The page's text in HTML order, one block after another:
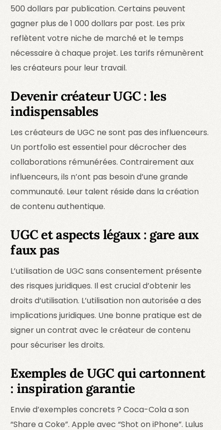
500 dollars par publication. Certains peuvent
gagner plus de 1 000 dollars par post. Les prix
reflètent votre niche de marché et le temps
nécessaire à chaque projet. Les tarifs rémunèrent
les créateurs pour leur travail.
Devenir créateur UGC : les
indispensables
Les créateurs de UGC ne sont pas des influenceurs.
Un portfolio est essentiel pour décrocher des
collaborations rémunérées. Contrairement aux
influenceurs, ils n’ont pas besoin d’une grande
communauté. Leur talent réside dans la création
de contenu authentique.
UGC et aspects légaux : gare aux
faux pas
L’utilisation de UGC sans consentement présente
des risques juridiques. Il est crucial d’obtenir les
droits d’utilisation. L’utilisation non autorisée a des
implications juridiques. Une bonne pratique est de
signer un contrat avec le créateur de contenu
pour sécuriser les droits.
Exemples de UGC qui cartonnent
: inspiration garantie
Envie d’exemples concrets ? Coca-Cola a son
“Share a Coke”. Apple avec “Shot on iPhone”. Lulus